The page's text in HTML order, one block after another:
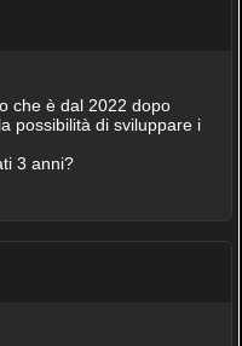
che è dal 2022 dopo
possibilità di sviluppare i
3 anni?